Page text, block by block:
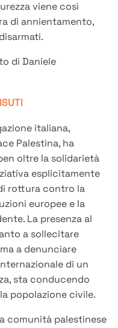
viene così
di annientamento,
italiana,
Palestina, ha
oltre la solidarietà
esplicitamente
rottura contro la
europee e la
La presenza al
a sollecitare
a denunciare
di un
sta conducendo
popolazione civile.
comunità palestinese